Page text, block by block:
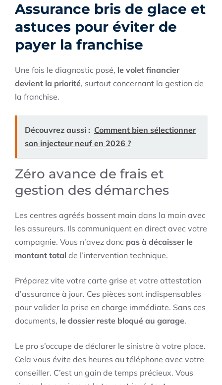
Assurance bris de glace et
astuces pour éviter de
payer la franchise
Une fois le diagnostic posé, le volet financier
devient la priorité, surtout concernant la gestion de
la franchise.
Découvrez aussi : Comment bien sélectionner
son injecteur neuf en 2026 ?
Zéro avance de frais et
gestion des démarches
Les centres agréés bossent main dans la main avec
les assureurs. Ils communiquent en direct avec votre
compagnie. Vous n’avez donc pas à décaisser le
montant total de l’intervention technique.
Préparez vite votre carte grise et votre attestation
d’assurance à jour. Ces pièces sont indispensables
pour valider la prise en charge immédiate. Sans ces
documents, le dossier reste bloqué au garage.
Le pro s’occupe de déclarer le sinistre à votre place.
Cela vous évite des heures au téléphone avec votre
conseiller. C’est un gain de temps précieux. Vous